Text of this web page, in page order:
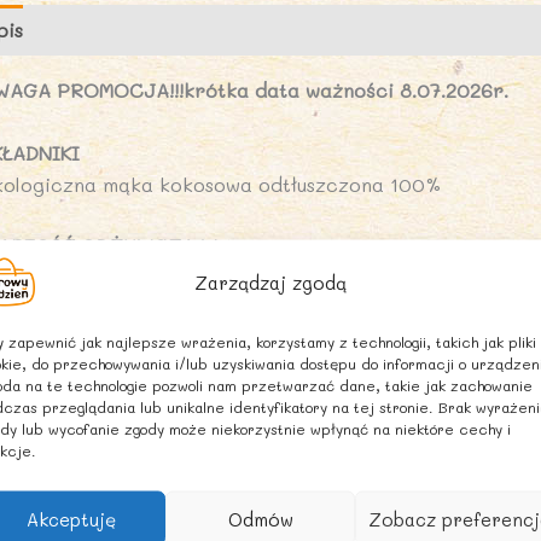
Zarządzaj zgodą
zapewnić jak najlepsze wrażenia, korzystamy z technologii, takich jak pliki
do przechowywania i/lub uzyskiwania dostępu do informacji o
na te technologie pozwoli nam przetwarzać dane, takie jak zachowanie
przeglądania lub unikalne identyfikatory na tej stronie. Brak
lub wycofanie zgody może niekorzystnie wpłynąć na niektóre cechy i
Akceptuję Odmów Zobacz
PROMOCJA!!!krótka data ważności 8.07.2026r.
mąka kokosowa odtłuszczona 100%
ODŻYWCZA W 100 g
energetyczna: 2131kJ/ 510 kcal
12 g
kwasy tłuszczowe nasycone: 11 g
60 g
cukry: 5,8 g
41 g
20 g
0,22 g